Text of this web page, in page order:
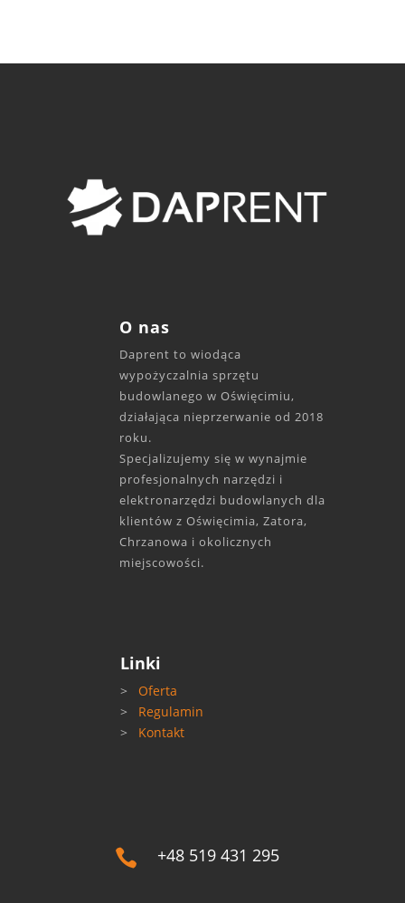
O nas
Daprent to wiodąca
wypożyczalnia sprzętu
budowlanego w Oświęcimiu,
działająca nieprzerwanie od 2018
roku.
Specjalizujemy się w wynajmie
profesjonalnych narzędzi i
elektronarzędzi budowlanych dla
klientów z Oświęcimia, Zatora,
Chrzanowa i okolicznych
miejscowości.
Linki
> Oferta
> Regulamin
> Kontakt
 +48 519 431 295